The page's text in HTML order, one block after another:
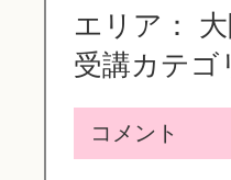
エリア：
受講カテゴ
コメント